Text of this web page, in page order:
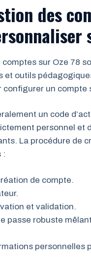
des
sur Oze 78
et outils
un compte
un code
personnel
La procédure de
:
de compte.
et validation.
passe robuste
personnelles